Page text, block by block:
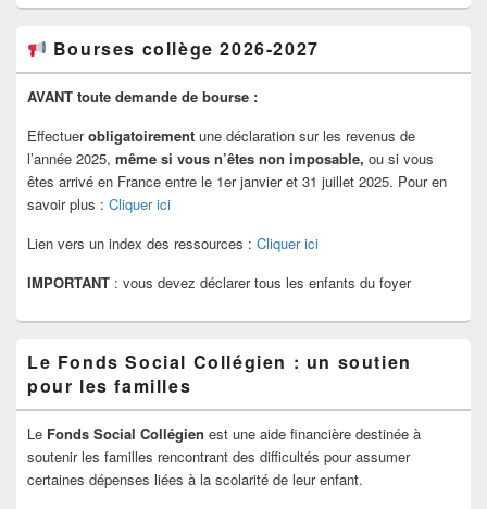
Bourses collège 2026-2027
AVANT toute demande de bourse :
Effectuerobligatoirement une déclaration sur les revenus de
l’année 2025, même si vous n’êtes non imposable, ou si vous
êtes arrivé en France entre le 1er janvier et 31 juillet 2025. Pour en
savoir plus : Cliquer ici
Lien vers un index des ressources : Cliquer ici
IMPORTANT : vous devez déclarer tous les enfants du foyer
Le Fonds Social Collégien : un soutien
pour les familles
Le Fonds Social Collégien est une aide financière destinée à
soutenir les familles rencontrant des difficultés pour assumer
certaines dépenses liées à la scolarité de leur enfant.